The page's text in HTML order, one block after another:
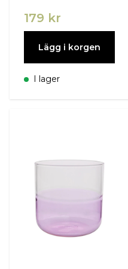
179 kr
Lägg i korgen
I lager